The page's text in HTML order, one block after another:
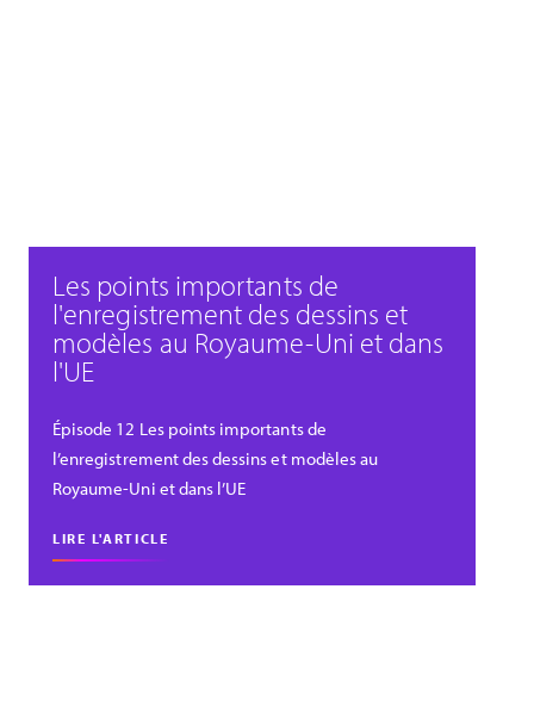
Les points importants de
l'enregistrement des dessins et
modèles au Royaume-Uni et dans
l'UE
Épisode 12 Les points importants de
l’enregistrement des dessins et modèles au
Royaume-Uni et dans l’UE
LIRE L'ARTICLE